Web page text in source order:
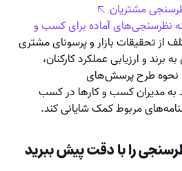
مشتریان
نظرسنجی‌های آماده برای کسب و
از تحقیقات بازار و پرسونای مشتری
و ارزیابی عملکرد کارکنان،
نحوه طرح پرسش‌های
مدیران کسب و کارها در کسب
مربوط کمک شایانی کند.
را با دقت پیش ببرید